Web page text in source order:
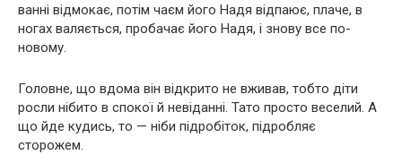
ванні відмокає, потім чаєм його Надя відпаює, плаче, в
ногах валяється, пробачає його Надя, і знову все по-
новому.
Головне, що вдома він відкрито не вживав, тобто діти
росли нібито в спокої й невіданні. Тато просто веселий. А
що йде кудись, то — ніби підробіток, підробляє
сторожем.